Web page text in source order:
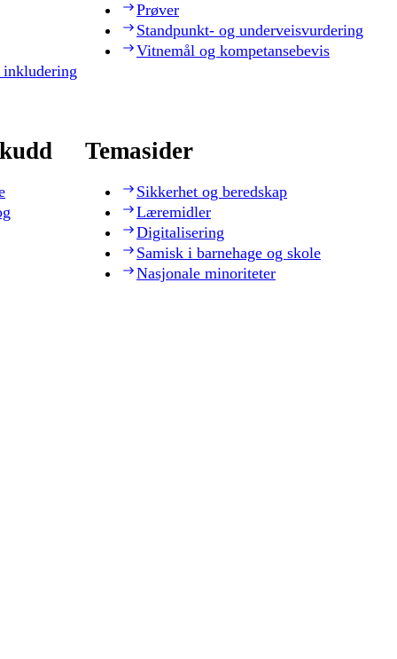
Prøver
Standpunkt- og underveisvurdering
Vitnemål og kompetansebevis
Temasider
Sikkerhet og beredskap
Læremidler
Digitalisering
Samisk i barnehage og skole
Nasjonale minoriteter